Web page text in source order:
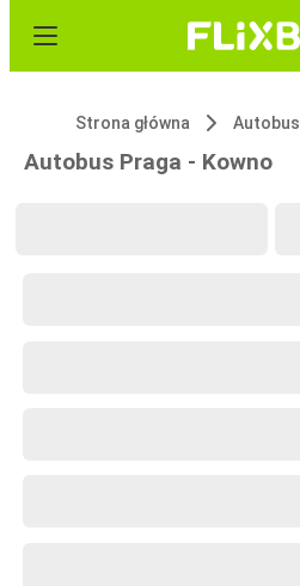
Strona główna Autobus
Autobus Praga - Kowno